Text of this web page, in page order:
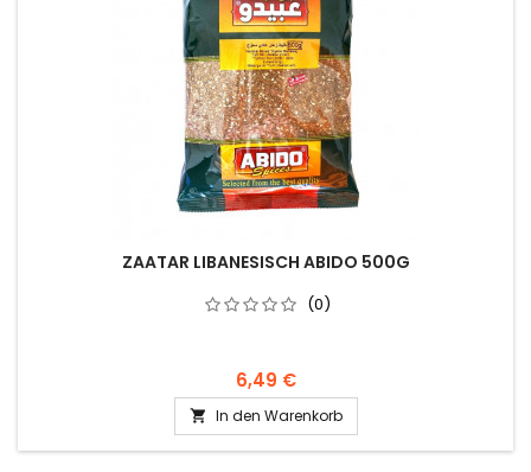
ZAATAR LIBANESISCH ABIDO 500G
(0)
6,49 €
 In den Warenkorb